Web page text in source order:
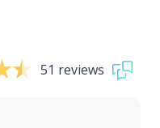
51 reviews